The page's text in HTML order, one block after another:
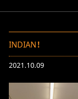
INDIAN！
2021.10.09